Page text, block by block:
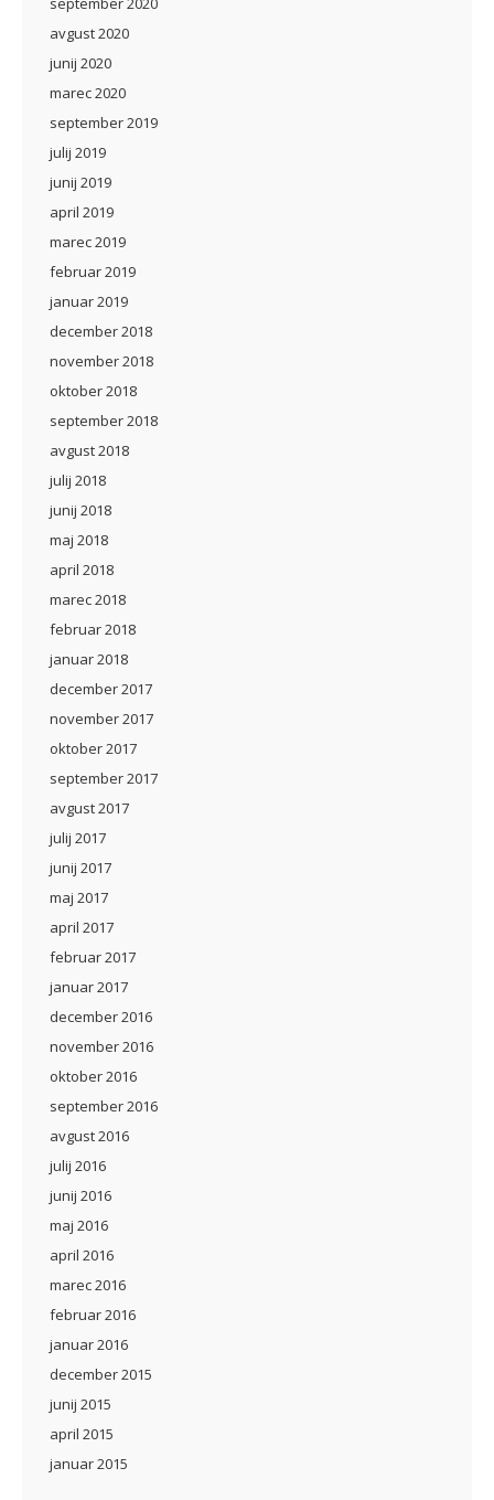
avgust 2020
junij 2020
marec 2020
september 2019
julij 2019
junij 2019
april 2019
marec 2019
februar 2019
januar 2019
december 2018
november 2018
oktober 2018
september 2018
avgust 2018
julij 2018
junij 2018
maj 2018
april 2018
marec 2018
februar 2018
januar 2018
december 2017
november 2017
oktober 2017
september 2017
avgust 2017
julij 2017
junij 2017
maj 2017
april 2017
februar 2017
januar 2017
december 2016
november 2016
oktober 2016
september 2016
avgust 2016
julij 2016
junij 2016
maj 2016
april 2016
marec 2016
februar 2016
januar 2016
december 2015
junij 2015
april 2015
januar 2015